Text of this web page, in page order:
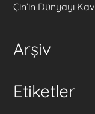
Çin’in Dünyayı
Arşiv
Etiketler